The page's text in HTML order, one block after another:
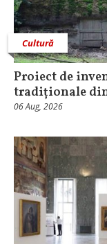
Cultură
Proiect de
tradiționale
06 Aug, 2026